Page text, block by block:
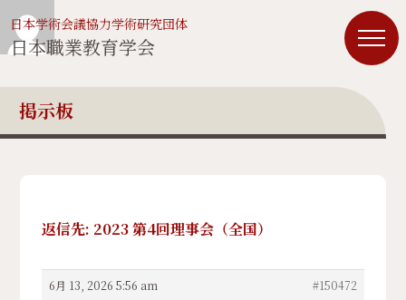
日本学術会議協力学術研究団体
日本職業教育学会
掲示板
返信先: 2023 第4回理事会（全国）
6月 13, 2026 5:56 am
#150472